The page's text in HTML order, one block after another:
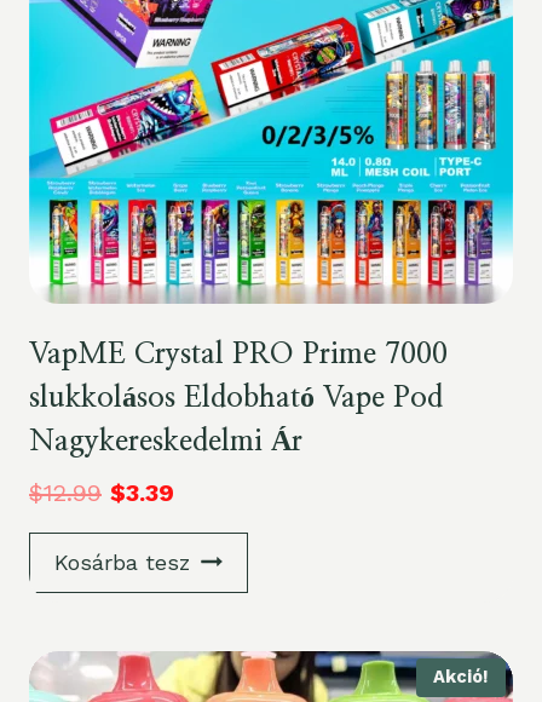
VapME Crystal PRO Prime 7000
slukkolásos Eldobható Vape Pod
Nagykereskedelmi Ár
$12.99 $3.39
Kosárba tesz
Akció!